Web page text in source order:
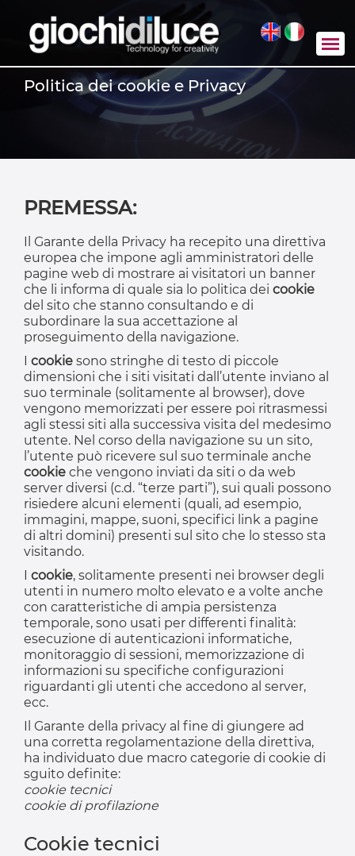
|
Politica dei cookie e Privacy
PREMESSA:
Il Garante della Privacy ha recepito una direttiva
europea che impone agli amministratori delle
pagine web di mostrare ai visitatori un banner
che li informa di quale sia lo politica dei cookie
del sito che stanno consultando e di
subordinare la sua accettazione al
proseguimento della navigazione.
I cookie sono stringhe di testo di piccole
dimensioni che i siti visitati dall’utente inviano al
suo terminale (solitamente al browser), dove
vengono memorizzati per essere poi ritrasmessi
agli stessi siti alla successiva visita del medesimo
utente. Nel corso della navigazione su un sito,
l’utente può ricevere sul suo terminale anche
cookie che vengono inviati da siti o da web
server diversi (c.d. “terze parti”), sui quali possono
risiedere alcuni elementi (quali, ad esempio,
immagini, mappe, suoni, specifici link a pagine
di altri domini) presenti sul sito che lo stesso sta
visitando.
I cookie, solitamente presenti nei browser degli
utenti in numero molto elevato e a volte anche
con caratteristiche di ampia persistenza
temporale, sono usati per differenti finalità:
esecuzione di autenticazioni informatiche,
monitoraggio di sessioni, memorizzazione di
informazioni su specifiche configurazioni
riguardanti gli utenti che accedono al server,
ecc.
Il Garante della privacy al fine di giungere ad
una corretta regolamentazione della direttiva,
ha individuato due macro categorie di cookie di
sguito definite:
cookie tecnici
cookie di profilazione
Cookie tecnici